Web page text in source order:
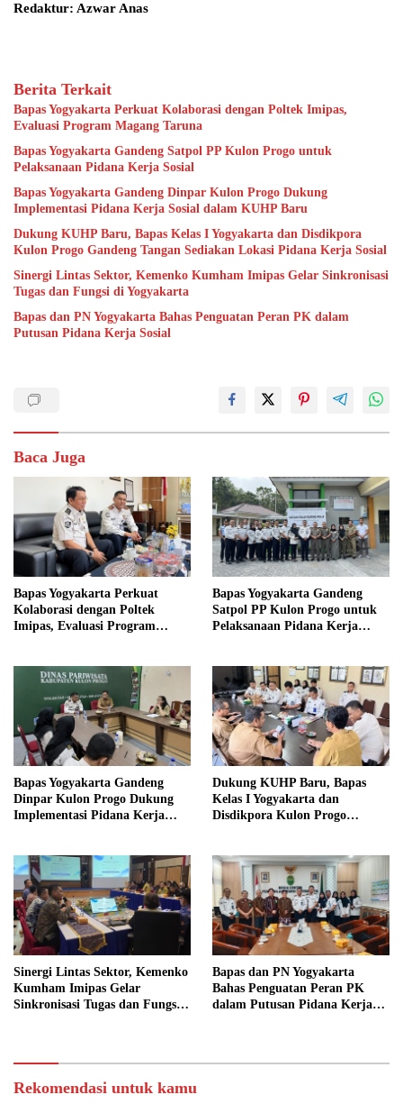
Redaktur: Azwar Anas
Berita Terkait
Bapas Yogyakarta Perkuat Kolaborasi dengan Poltek Imipas,
Evaluasi Program Magang Taruna
Bapas Yogyakarta Gandeng Satpol PP Kulon Progo untuk
Pelaksanaan Pidana Kerja Sosial
Bapas Yogyakarta Gandeng Dinpar Kulon Progo Dukung
Implementasi Pidana Kerja Sosial dalam KUHP Baru
Dukung KUHP Baru, Bapas Kelas I Yogyakarta dan Disdikpora
Kulon Progo Gandeng Tangan Sediakan Lokasi Pidana Kerja Sosial
Sinergi Lintas Sektor, Kemenko Kumham Imipas Gelar Sinkronisasi
Tugas dan Fungsi di Yogyakarta
Bapas dan PN Yogyakarta Bahas Penguatan Peran PK dalam
Putusan Pidana Kerja Sosial
Baca Juga
Bapas Yogyakarta Perkuat
Kolaborasi dengan Poltek
Imipas, Evaluasi Program
Bapas Yogyakarta Gandeng
Satpol PP Kulon Progo untuk
Pelaksanaan Pidana Kerja
Bapas Yogyakarta Gandeng
Dinpar Kulon Progo Dukung
Implementasi Pidana Kerja
Dukung KUHP Baru, Bapas
Kelas I Yogyakarta dan
Disdikpora Kulon Progo
Sinergi Lintas Sektor, Kemenko
Kumham Imipas Gelar
Sinkronisasi Tugas dan Fungsi
Bapas dan PN Yogyakarta
Bahas Penguatan Peran PK
dalam Putusan Pidana Kerja
Rekomendasi untuk kamu